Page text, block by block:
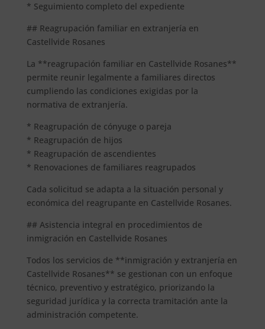
* Seguimiento completo del expediente
## Reagrupación familiar en extranjería en
Castellvide Rosanes
La **reagrupación familiar en Castellvide Rosanes**
permite reunir legalmente a familiares directos
cumpliendo las condiciones exigidas por la
normativa de extranjería.
* Reagrupación de cónyuge o pareja
* Reagrupación de hijos
* Reagrupación de ascendientes
* Renovaciones de familiares reagrupados
Cada solicitud se adapta a la situación personal y
económica del reagrupante en Castellvide Rosanes.
## Asistencia integral en procedimientos de
inmigración en Castellvide Rosanes
Todos los servicios de **inmigración y extranjería en
Castellvide Rosanes** se gestionan con un enfoque
técnico, preventivo y estratégico, priorizando la
seguridad jurídica y la correcta tramitación ante la
administración competente.